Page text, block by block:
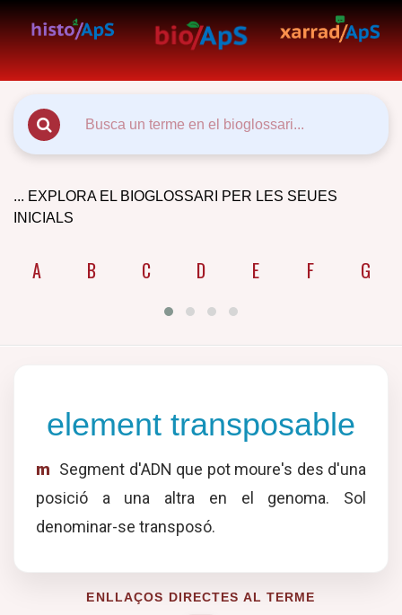
... EXPLORA EL BIOGLOSSARI PER LES SEUES
INICIALS
A B C D E F G
element transposable
m Segment d'ADN que pot moure's des d'una
posició a una altra en el genoma. Sol
denominar-se transposó.
ENLLAÇOS DIRECTES AL TERME